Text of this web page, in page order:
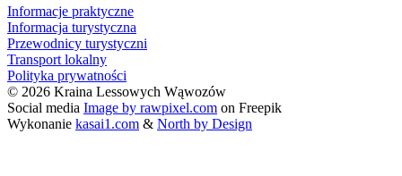
Informacje praktyczne
Informacja turystyczna
Przewodnicy turystyczni
Transport lokalny
Polityka prywatności
© 2026 Kraina Lessowych Wąwozów
Social media Image by rawpixel.com on Freepik
Wykonanie kasai1.com & North by Design